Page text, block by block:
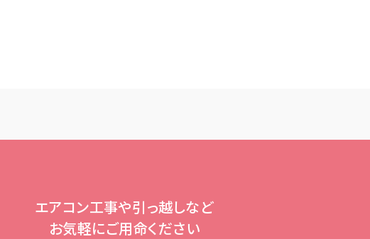
エアコン工事や引っ越しなど
お気軽にご用命ください